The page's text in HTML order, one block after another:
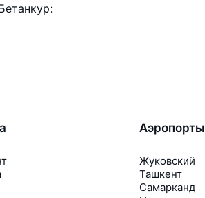
Аэропорты
Жуковский
Ташкент
Самарканд